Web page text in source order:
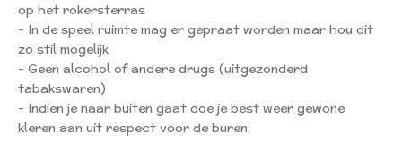
op het rokersterras
- In de speel ruimte mag er gepraat worden maar hou dit
zo stil mogelijk
- Geen alcohol of andere drugs (uitgezonderd
tabakswaren)
- Indien je naar buiten gaat doe je best weer gewone
kleren aan uit respect voor de buren.